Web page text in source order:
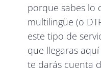
porque sabes lo
multilingüe (o
este tipo de
que llegaras
te darás cuenta